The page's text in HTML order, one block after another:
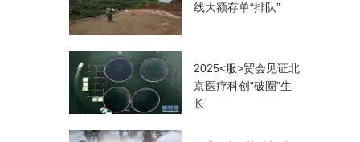
线大额存单“排队”
2025<服>贸会见证北
京医疗科创“破圈”生
长